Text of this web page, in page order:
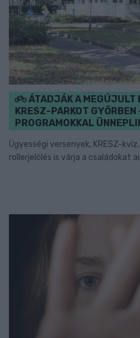
ÁTADJÁK A MEGÚJULT
KRESZ-PARKOT GYŐRBEN
PROGRAMOKKAL
Ügyességi versenyek, KRESZ-
rollerjelölés is várja a családokat